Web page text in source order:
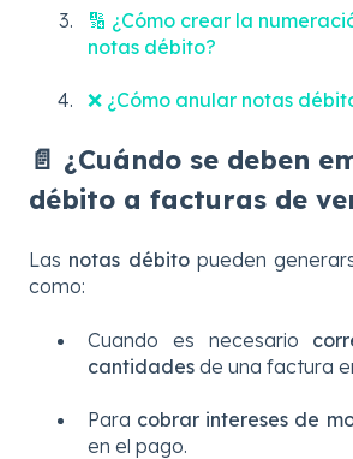
🔢 ¿Cómo crear la
notas débito?
❌ ¿Cómo anular notas
📄 ¿Cuándo se deben
débito a facturas de
Las notas débitopueden
como:
Cuando es necesario
cantidades de una factura
Para cobrar intereses de
en el pago.